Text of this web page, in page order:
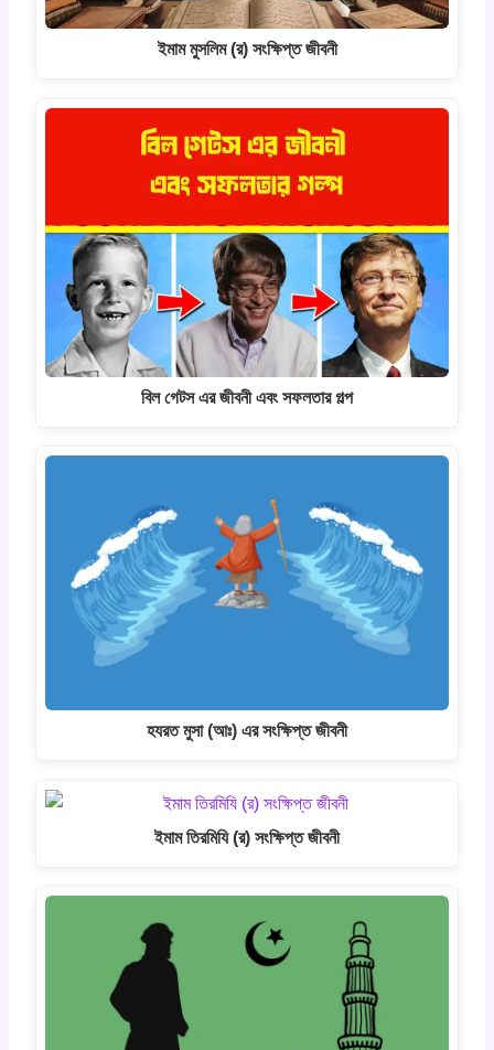
ইমাম মুসলিম (র) সংক্ষিপ্ত জীবনী
বিল গেটস এর জীবনী এবং সফলতার গল্প
হযরত মুসা (আঃ) এর সংক্ষিপ্ত জীবনী
ইমাম তিরমিযি (র) সংক্ষিপ্ত জীবনী